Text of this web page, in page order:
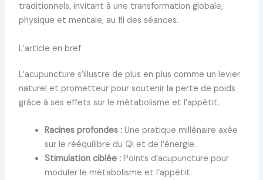
traditionnels, invitant à une transformation globale,
physique et mentale, au fil des séances.
L’article en bref
L’acupuncture s’illustre de plus en plus comme un levier
naturel et prometteur pour soutenir la perte de poids
grâce à ses effets sur le métabolisme et l’appétit.
Racines profondes :Une pratique millénaire axée
sur le rééquilibre du Qi et de l’énergie.
Stimulation ciblée :Points d’acupuncture pour
moduler le métabolisme et l’appétit.